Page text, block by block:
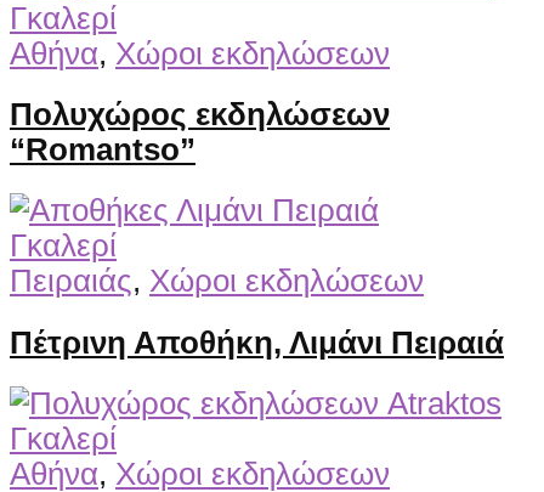
Γκαλερί
Αθήνα, Χώροι εκδηλώσεων
Πολυχώρος εκδηλώσεων
“Romantso”
Γκαλερί
Πειραιάς, Χώροι εκδηλώσεων
Πέτρινη Αποθήκη, Λιμάνι Πειραιά
Γκαλερί
Αθήνα, Χώροι εκδηλώσεων